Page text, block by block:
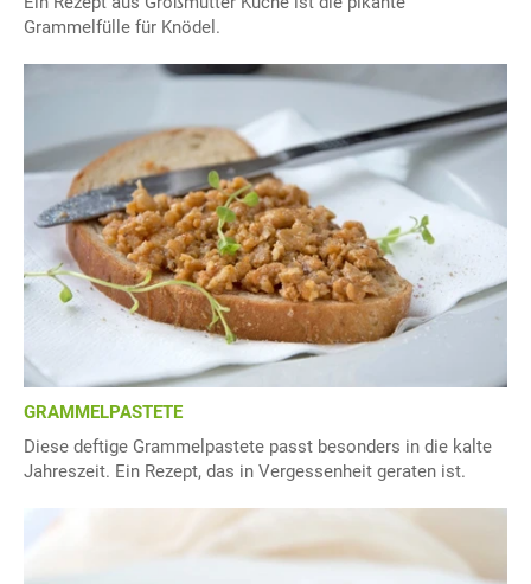
Grammelfülle für Knödel.
GRAMMELPASTETE
Diese deftige Grammelpastete passt besonders in die kalte
Jahreszeit. Ein Rezept, das in Vergessenheit geraten ist.